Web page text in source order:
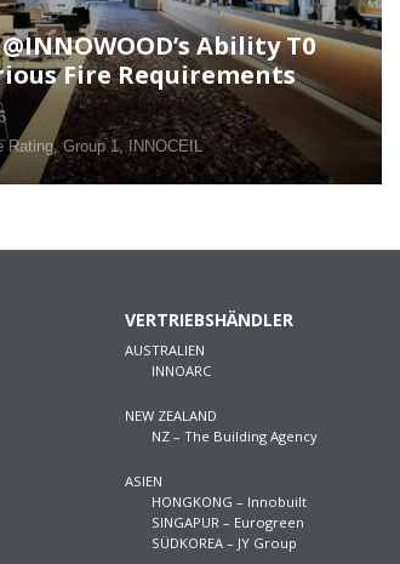
Ability T0
Fire Requirements
Rating, Group 1,INNOCEIL
VERTRIEBSHÄNDLER
AUSTRALIEN
INNOARC
NEW ZEALAND
NZ – The Building Agency
ASIEN
HONGKONG – Innobuilt
SINGAPUR – Eurogreen
SÜDKOREA – JY Group